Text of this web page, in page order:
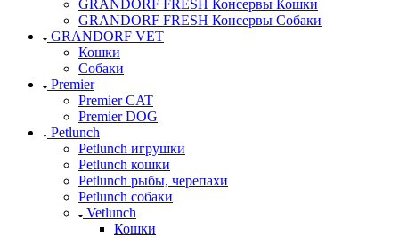
GRANDORF FRESH Консервы Кошки
GRANDORF FRESH Консервы Собаки
GRANDORF VET
Кошки
Собаки
Premier
Premier CAT
Premier DOG
Petlunch
Petlunch игрушки
Petlunch кошки
Petlunch рыбы, черепахи
Petlunch собаки
Vetlunch
Кошки